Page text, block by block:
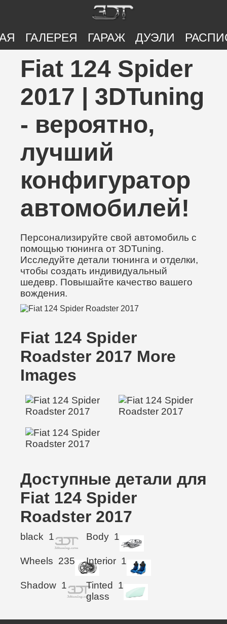
ГАЛЕРЕЯ ГАРАЖ ДУЭЛИ
Fiat 124 Spider
2017 | 3DTuning
- вероятно,
лучший
конфигуратор
автомобилей!
Персонализируйте свой автомобиль с
помощью тюнинга от 3DTuning.
Исследуйте детали тюнинга и отделки,
чтобы создать индивидуальный
шедевр. Повышайте качество вашего
вождения.
Fiat 124 Spider
Roadster 2017 More
Images
Доступные детали для
Fiat 124 Spider
Roadster 2017
black 1 Body 1
Wheels 235 Interior 1
Shadow 1
Tinted
glass
1